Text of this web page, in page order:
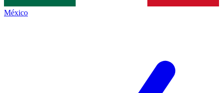
México